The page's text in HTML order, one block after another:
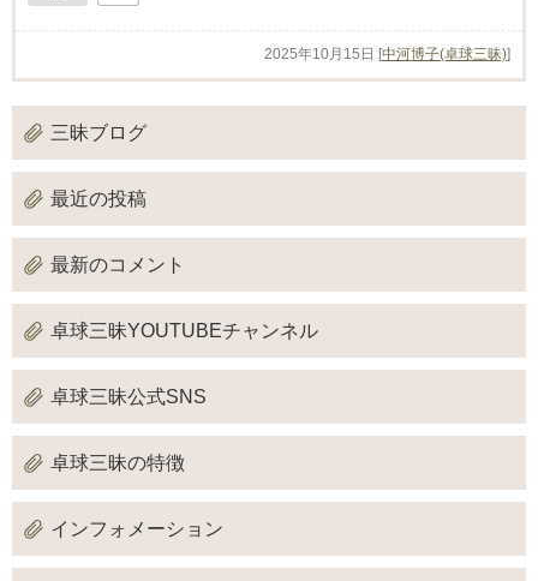
2025年10月15日 [中河博子(卓球三昧)]
三昧ブログ
最近の投稿
最新のコメント
卓球三昧YOUTUBEチャンネル
卓球三昧公式SNS
卓球三昧の特徴
インフォメーション